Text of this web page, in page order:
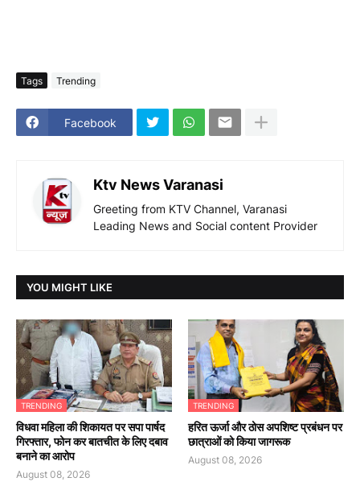
Tags Trending
Facebook
Ktv News Varanasi
Greeting from KTV Channel, Varanasi
Leading News and Social content Provider
YOU MIGHT LIKE
TRENDING
विधवा महिला की शिकायत पर सपा पार्षद
गिरफ्तार, फोन कर बातचीत के लिए दबाव
बनाने का आरोप
August 08, 2026
TRENDING
हरित ऊर्जा और ठोस अपशिष्ट प्रबंधन पर
छात्राओं को किया जागरूक
August 08, 2026